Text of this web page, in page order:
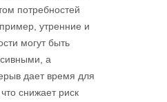
потребностей
утренние и
могут быть
а
дает время для
снижает риск